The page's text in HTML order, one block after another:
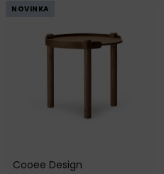
NOVINKA
Cooee Design